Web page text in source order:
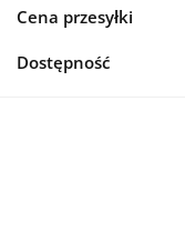
Cena przesyłki
Dostępność